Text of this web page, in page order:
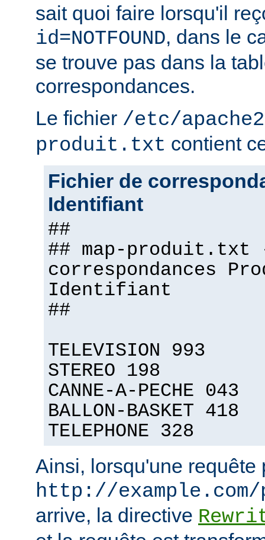
sait quoi faire lorsqu'il
id=NOTFOUND, dans le
se trouve pas dans la
correspondances.
Le fichier /etc/
produit.txt contient
Fichier de
Identifiant
##
## map-
correspondances
Identifiant
##
TELEVISION 993
STEREO 198
CANNE-A-PECHE 043
BALLON-BASKET 418
TELEPHONE 328
Ainsi, lorsqu'une requête
http://example.com/
arrive, la directive